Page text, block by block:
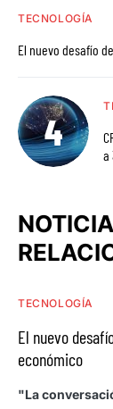
TECNOLOGÍA
El nuevo desafío
a
TECNOLOGÍA
El nuevo
económico
"La